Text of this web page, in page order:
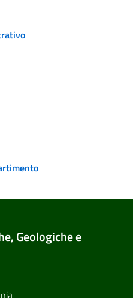
Geologiche e